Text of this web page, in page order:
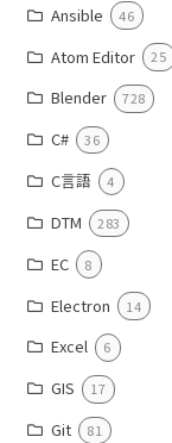
Ansible 46
Atom Editor 25
Blender 728
C# 36
C言語 4
DTM 283
EC 8
Electron 14
Excel 6
GIS 17
Git 81